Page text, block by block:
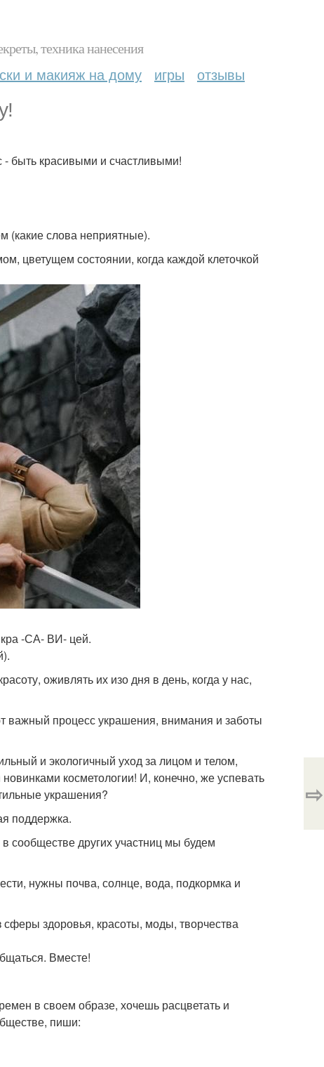
техника нанесения
и макияж на дому игры отзывы
быть красивыми и счастливыми!
(какие слова неприятные).
цветущем состоянии, когда каждой клеточкой
кра -СА- ВИ- цей.
оживлять их изо дня в день, когда у нас,
важный процесс украшения, внимания и заботы
и экологичный уход за лицом и телом,
косметологии! И, конечно, же успевать
украшения?
поддержка.
сообществе других участниц мы будем
нужны почва, солнце, вода, подкормка и
здоровья, красоты, моды, творчества
Вместе!
в своем образе, хочешь расцветать и
пиши:
⇨